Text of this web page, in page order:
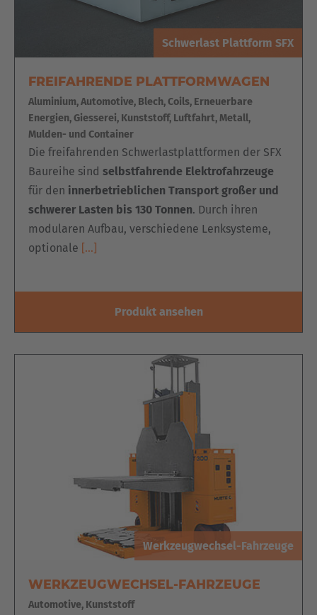
Schwerlast Plattform SFX
FREIFAHRENDE PLATTFORMWAGEN
Aluminium, Automotive, Blech, Coils, Erneuerbare
Energien, Giesserei, Kunststoff, Luftfahrt, Metall,
Mulden- und Container
Die freifahrenden Schwerlastplattformen der SFX
Baureihe sindselbstfahrende Elektrofahrzeuge
für den innerbetrieblichen Transport großer und
schwerer Lasten bis 130 Tonnen. Durch ihren
modularen Aufbau, verschiedene Lenksysteme,
optionale […]
Produkt ansehen
Werkzeugwechsel-Fahrzeuge
WERKZEUGWECHSEL-FAHRZEUGE
Automotive, Kunststoff